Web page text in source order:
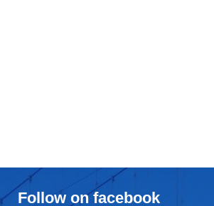
Follow on facebook